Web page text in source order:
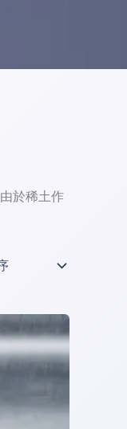
於稀土作